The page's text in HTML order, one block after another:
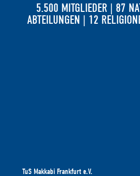
5.500 MITGLIEDER | 87
ABTEILUNGEN | 12
TuS Makkabi Frankfurt e.V.